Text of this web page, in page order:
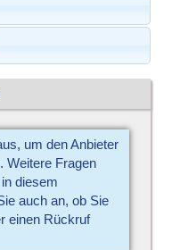
um den Anbieter
Weitere Fragen
diesem
auch an, ob Sie
einen Rückruf